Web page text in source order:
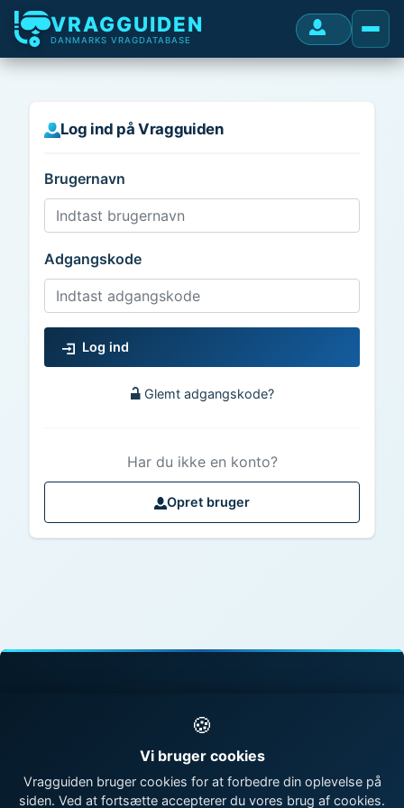
VRAGGUIDEN
DANMARKS VRAGDATABASE
Log ind på Vragguiden
Brugernavn
Adgangskode
Log ind
Glemt adgangskode?
Har du ikke en konto?
Opret bruger
vragdatabase
| Om Vragguiden
🍪
Vi bruger cookies
Vragguiden bruger cookies for at forbedre din oplevelse på
siden. Ved at fortsætte accepterer du vores brug af cookies.